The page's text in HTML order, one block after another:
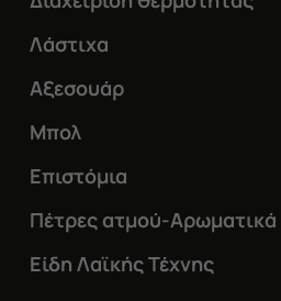
Λάστιχα
Αξεσουάρ
Μπολ
Επιστόμια
Πέτρες ατμού-Αρωματικά
Είδη Λαϊκής Τέχνης